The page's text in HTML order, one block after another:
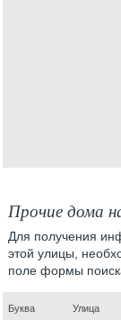
Прочие дома
Для получения
этой улицы,
поле формы
Буква Улица